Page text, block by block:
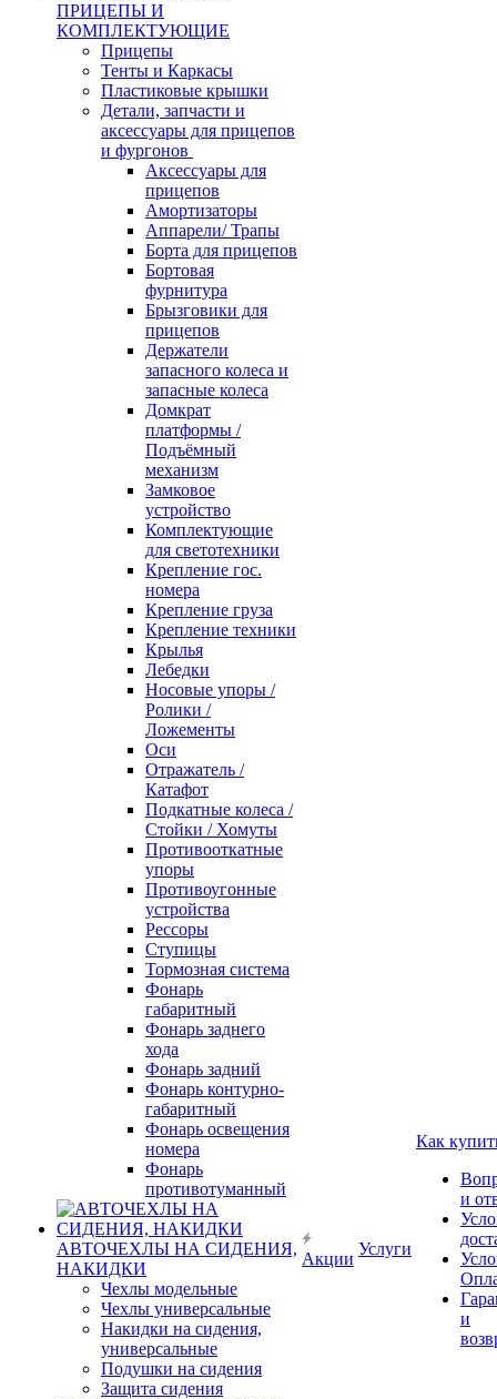
ПРИЦЕПЫ И
КОМПЛЕКТУЮЩИЕ
Прицепы
Тенты и Каркасы
Пластиковые крышки
Детали, запчасти и
аксессуары для прицепов
и фургонов
Аксессуары для
прицепов
Амортизаторы
Аппарели/ Трапы
Борта для прицепов
Бортовая
фурнитура
Брызговики для
прицепов
Держатели
запасного колеса и
запасные колеса
Домкрат
платформы /
Подъёмный
механизм
Замковое
устройство
Комплектующие
для светотехники
Крепление гос.
номера
Крепление груза
Крепление техники
Крылья
Лебедки
Носовые упоры /
Ролики /
Ложементы
Оси
Отражатель /
Катафот
Подкатные колеса /
Стойки / Хомуты
Противооткатные
упоры
Противоугонные
устройства
Рессоры
Ступицы
Тормозная система
Фонарь
габаритный
Фонарь заднего
хода
Фонарь задний
Фонарь контурно-
габаритный
Фонарь освещения
номера
Фонарь
противотуманный
АВТОЧЕХЛЫ НА СИДЕНИЯ,
НАКИДКИ
Чехлы модельные
Чехлы универсальные
Накидки на сидения,
универсальные
Подушки на сидения
Защита сидения
Акции
Услуги
Как
и
и